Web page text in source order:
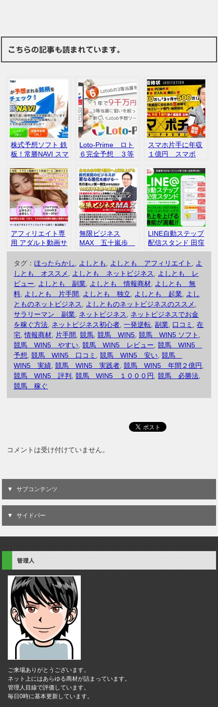
こちらの記事も読まれています。
株式予想ソフト 鉄
板！常勝NAVI スマ
ジメント 評判 口コ
ミ
Loto-Prime ロト
６完全予想 ３等
判 口コミ
スマホ片手に年収
１億円 スマポ
修二 評判 口コ
アフィリエイト専
用 アダルト動画サ
イト作成ツール
【無双マイスタ
ー】 評判 口コミ
無限ビジネス
MAX 五十嵐歩
評判 口コミ
LINE自動ステップ
配信スタンド 田窪
洋士 セミナー
説明会 評判 口
コミ
タグ：ほったらかし, よしとも, よしとも アフィリエイト , よ
しとも オススメ, よしとも ネットビジネス, よしとも レ
ビュー, よしとも 副業, よしとも 情報商材, よしとも 無
料, よしとも 片手間, よしとも 独立, よしとも 起業, よし
とものネットビジネス, よしとものネットビジネスのススメ,
サラリーマン 副業, ネットビジネス, ネットビジネスでお金
を稼ぐ方法, ネットビジネス初心者,一発逆転,副業, 口コミ ,在
宅,情報商材, 片手間,競馬,競馬 WIN5,競馬 WIN5 ソフト ,
競馬 WIN5 やすい,競馬 WIN5 レビュー,競馬 WIN5
予想,競馬 WIN5 口コミ ,競馬 WIN5 安い,競馬
WIN5 実績,競馬 WIN5 実践者,競馬 WIN5 年間２億円,
競馬 WIN5 評判 ,競馬 WIN5 １０００円,競馬 必勝法,
競馬 稼ぐ
コメントは受け付けていません。
サブコンテンツ
サイドバー
管理人
ご来場ありがとうございます。
ネット上にはあらゆる商材が詰まっています。
管理人目線で評価しています。
毎日0時に基本更新しています。